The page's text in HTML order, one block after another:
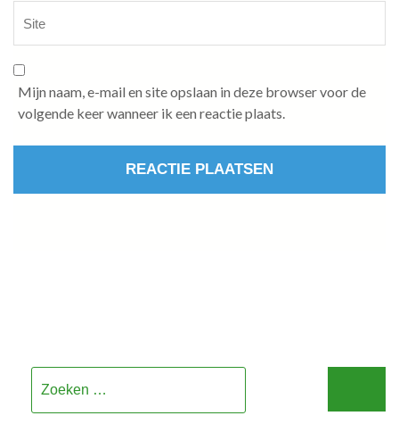
Mijn naam, e-mail en site opslaan in deze browser voor de
volgende keer wanneer ik een reactie plaats.